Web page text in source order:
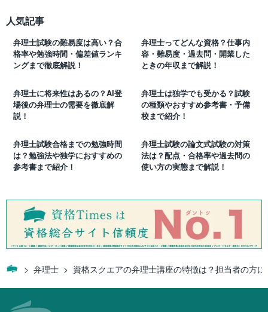
人気記事
弁理士試験の難易度は高い？合
格率や勉強時間・偏差値ランキ
ングまで徹底解説！
弁理士ってどんな資格？仕事内
容・難易度・過去問・開業した
ときの年収まで解説！
弁理士に将来性はあるの？AI登
場後の弁理士の需要を徹底解
説！
弁理士は独学でも受かる？試験
の種類やおすすめ参考書・予備
校まで紹介！
弁理士試験合格までの勉強時間
は？勉強法や独学におすすめの
参考書まで紹介！
弁理士試験の論文式試験の対策
法は？配点・合格率や過去問の
使い方の実態まで解説！
弁理士 資格スクエアの弁理士講座の特徴は？担当者の方